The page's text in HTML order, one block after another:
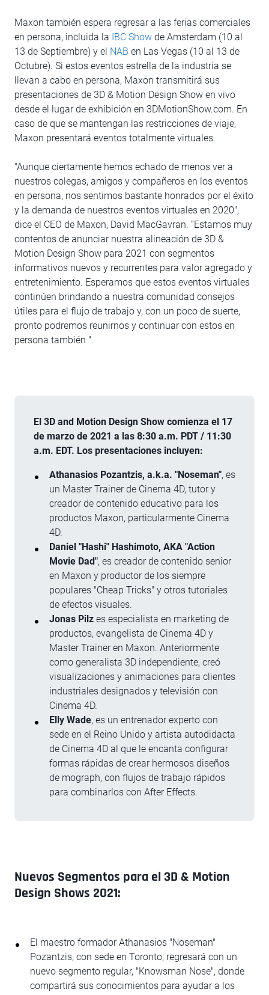
Maxon también espera regresar a las ferias comerciales
en persona, incluida la IBC Show de Amsterdam (10 al
13 de Septiembre) y el NAB en Las Vegas (10 al 13 de
Octubre). Si estos eventos estrella de la industria se
llevan a cabo en persona, Maxon transmitirá sus
presentaciones de 3D & Motion Design Show en vivo
desde el lugar de exhibición en 3DMotionShow.com. En
caso de que se mantengan las restricciones de viaje,
Maxon presentará eventos totalmente virtuales.
"Aunque ciertamente hemos echado de menos ver a
nuestros colegas, amigos y compañeros en los eventos
en persona, nos sentimos bastante honrados por el éxito
y la demanda de nuestros eventos virtuales en 2020",
dice el CEO de Maxon, David MacGavran. “Estamos muy
contentos de anunciar nuestra alineación de 3D &
Motion Design Show para 2021 con segmentos
informativos nuevos y recurrentes para valor agregado y
entretenimiento. Esperamos que estos eventos virtuales
continúen brindando a nuestra comunidad consejos
útiles para el flujo de trabajo y, con un poco de suerte,
pronto podremos reunirnos y continuar con estos en
persona también ".
El 3D and Motion Design Show comienza el 17
de marzo de 2021 a las 8:30 a.m. PDT / 11:30
a.m. EDT. Los presentaciones incluyen:
Athanasios Pozantzis, a.k.a. "Noseman", es
un Master Trainer de Cinema 4D, tutor y
creador de contenido educativo para los
productos Maxon, particularmente Cinema
4D.
Daniel "Hashi" Hashimoto, AKA "Action
Movie Dad", es creador de contenido senior
en Maxon y productor de los siempre
populares "Cheap Tricks" y otros tutoriales
de efectos visuales.
Jonas Pilz es especialista en marketing de
productos, evangelista de Cinema 4D y
Master Trainer en Maxon. Anteriormente
como generalista 3D independiente, creó
visualizaciones y animaciones para clientes
industriales designados y televisión con
Cinema 4D.
Elly Wade, es un entrenador experto con
sede en el Reino Unido y artista autodidacta
de Cinema 4D al que le encanta configurar
formas rápidas de crear hermosos diseños
de mograph, con flujos de trabajo rápidos
para combinarlos con After Effects.
Nuevos Segmentos para el 3D & Motion
Design Shows 2021:
El maestro formador Athanasios "Noseman"
Pozantzis, con sede en Toronto, regresará con un
nuevo segmento regular, "Knowsman Nose", donde
compartirá sus conocimientos para ayudar a los